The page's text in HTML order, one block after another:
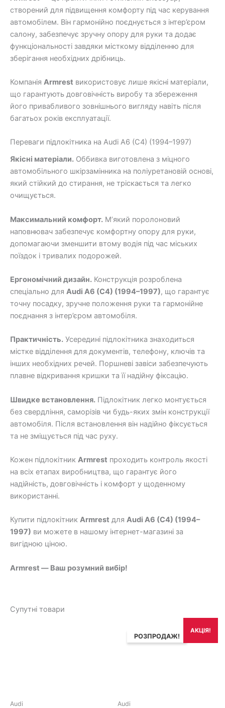
створений для підвищення комфорту під час керування
автомобілем. Він гармонійно поєднується з інтер’єром
салону, забезпечує зручну опору для руки та додає
функціональності завдяки місткому відділенню для
зберігання необхідних дрібниць.
Компанія Armrest використовує лише якісні матеріали,
що гарантують довговічність виробу та збереження
його привабливого зовнішнього вигляду навіть після
багатьох років експлуатації.
Переваги підлокітника на Audi A6 (C4) (1994–1997)
Якісні матеріали. Оббивка виготовлена з міцного
автомобільного шкірзамінника на поліуретановій основі,
який стійкий до стирання, не тріскається та легко
очищується.
Максимальний комфорт. М’який поролоновий
наповнювач забезпечує комфортну опору для руки,
допомагаючи зменшити втому водія під час міських
поїздок і тривалих подорожей.
Ергономічний дизайн. Конструкція розроблена
спеціально для Audi A6 (C4) (1994–1997), що гарантує
точну посадку, зручне положення руки та гармонійне
поєднання з інтер’єром автомобіля.
Практичність. Усередині підлокітника знаходиться
містке відділення для документів, телефону, ключів та
інших необхідних речей. Поршневі завіси забезпечують
плавне відкривання кришки та її надійну фіксацію.
Швидке встановлення. Підлокітник легко монтується
без свердління, саморізів чи будь-яких змін конструкції
автомобіля. Після встановлення він надійно фіксується
та не зміщується під час руху.
Кожен підлокітник Armrest проходить контроль якості
на всіх етапах виробництва, що гарантує його
надійність, довговічність і комфорт у щоденному
використанні.
Купити підлокітник Armrest для Audi A6 (C4) (1994–
1997) ви можете в нашому інтернет-магазині за
вигідною ціною.
Armrest — Ваш розумний вибір!
Супутні товари
Audi
АКЦІЯ!
РОЗПРОДАЖ!
Audi
ціна:
1,490₴.
ціна:
1,192₴.